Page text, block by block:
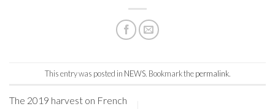
This entry was posted in NEWS. Bookmark thepermalink.
The 2019 harvest on French